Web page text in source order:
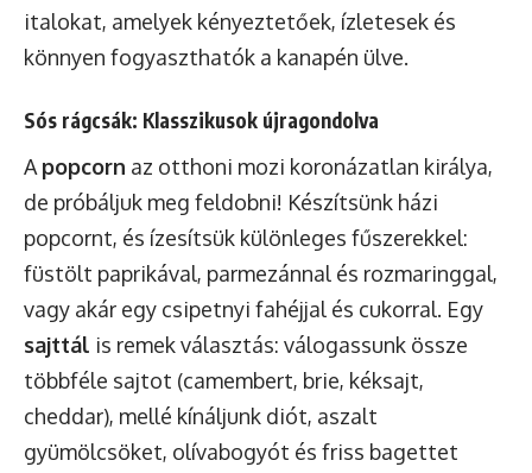
italokat, amelyek kényeztetőek, ízletesek és
könnyen fogyaszthatók a kanapén ülve.
Sós rágcsák: Klasszikusok újragondolva
A popcorn az otthoni mozi koronázatlan királya,
de próbáljuk meg feldobni! Készítsünk házi
popcornt, és ízesítsük különleges fűszerekkel:
füstölt paprikával, parmezánnal és rozmaringgal,
vagy akár egy csipetnyi fahéjjal és cukorral. Egy
sajttál is remek választás: válogassunk össze
többféle sajtot (camembert, brie, kéksajt,
cheddar), mellé kínáljunk diót, aszalt
gyümölcsöket, olívabogyót és friss bagettet